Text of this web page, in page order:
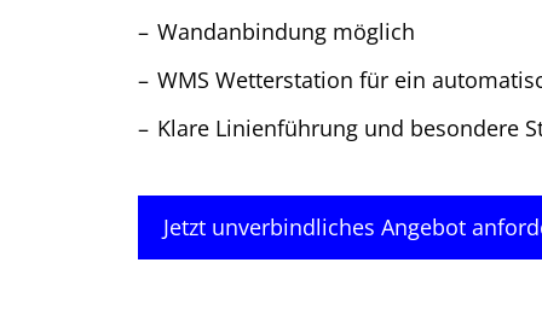
Wandanbindung möglich
WMS Wetterstation für ein
Klare Linienführung und besondere
Jetzt unverbindliches Angebot